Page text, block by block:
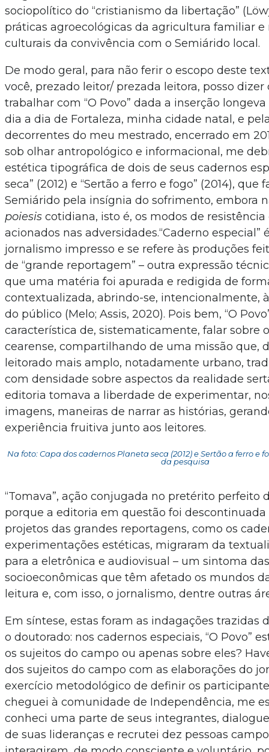
sociopolítico do “cristianismo da libertação”
práticas agroecológicas da agricultura familiar
culturais da convivência com o Semiárido local.
De modo geral, para não ferir o escopo deste
você, prezado leitor/ prezada leitora, posso dizer
trabalhar com “O Povo” dada a inserção
dia a dia de Fortaleza, minha cidade natal, e
decorrentes do meu mestrado, encerrado em
sob olhar antropológico e informacional, me
estética tipográfica de dois de seus cadernos
seca” (2012) e “Sertão a ferro e fogo” (2014), que
Semiárido pela insígnia do sofrimento, embora
poiesis cotidiana, isto é, os modos de resistência
acionados nas adversidades.“Caderno especial”
jornalismo impresso e se refere às produções
de “grande reportagem” – outra expressão
que uma matéria foi apurada e redigida de
contextualizada, abrindo-se, intencionalmente,
do público (Melo; Assis, 2020). Pois bem, “O
característica de, sistematicamente, falar sobre
cearense, compartilhando de uma missão que,
leitorado mais amplo, notadamente urbano,
com densidade sobre aspectos da realidade
editoria tomava a liberdade de experimentar,
imagens, maneiras de narrar as histórias,
experiência fruitiva junto aos leitores.
Na foto: Capa dos cadernos Planeta seca (2012) eSertão a ferro e
da pesquisa
“Tomava”, ação conjugada no pretérito perfeito
porque a editoria em questão foi descontinuada
projetos das grandes reportagens, como os
experimentações estéticas, migraram da
para a eletrônica e audiovisual – um sintoma
socioeconômicas que têm afetado os mundos
leitura e, com isso, o jornalismo, dentre outras
Em síntese, estas foram as indagações trazidas
o doutorado: nos cadernos especiais, “O Povo”
os sujeitos do campo ou apenas sobre eles?
dos sujeitos do campo com as elaborações do
exercício metodológico de definir os
cheguei à comunidade de Independência, me
conheci uma parte de seus integrantes,
de suas lideranças e recrutei dez pessoas